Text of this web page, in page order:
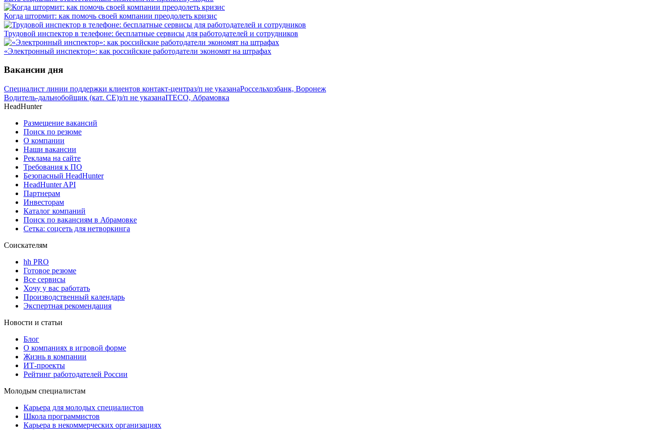
Когда штормит: как помочь своей компании преодолеть кризис
Трудовой инспектор в телефоне: бесплатные сервисы для работодателей и сотрудников
«Электронный инспектор»: как российские работодатели экономят на штрафах
Вакансии дня
Специалист линии поддержки клиентов контакт-центраз/п не указанаРоссельхозбанк, Воронеж
Водитель-дальнобойщик (кат. CE)з/п не указанаITECO, Абрамовка
HeadHunter
Размещение вакансий
Поиск по резюме
О компании
Наши вакансии
Реклама на сайте
Требования к ПО
Безопасный HeadHunter
HeadHunter API
Партнерам
Инвесторам
Каталог компаний
Поиск по вакансиям в Абрамовке
Сетка: соцсеть для нетворкинга
Соискателям
hh PRO
Готовое резюме
Все сервисы
Хочу у вас работать
Производственный календарь
Экспертная рекомендация
Новости и статьи
Блог
О компаниях в игровой форме
Жизнь в компании
ИТ-проекты
Рейтинг работодателей России
Молодым специалистам
Карьера для молодых специалистов
Школа программистов
Карьера в некоммерческих организациях